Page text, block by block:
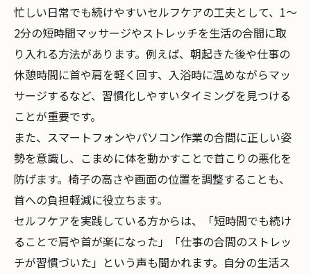
忙しい日常でも続けやすいセルフケアの工夫として、1～
2分の短時間マッサージやストレッチを生活の合間に取
り入れる方法があります。例えば、朝起きた後や仕事の
休憩時間に首や肩を軽く回す、入浴時に温めながらマッ
サージするなど、習慣化しやすいタイミングを見つける
ことが重要です。
また、スマートフォンやパソコン作業の合間に正しい姿
勢を意識し、こまめに体を動かすことで首こりの悪化を
防げます。椅子の高さや画面の位置を調整することも、
首への負担軽減に役立ちます。
セルフケアを実践している方からは、「短時間でも続け
ることで肩や首が楽になった」「仕事の合間のストレッ
チが習慣づいた」という声も聞かれます。自分の生活ス